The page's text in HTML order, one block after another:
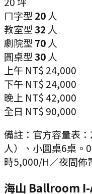
ㄇ字型 20 人
教室型 32 人
劇院型 70 人
圓桌型 30 人
上午 NT$ 24,000
下午 NT$ 24,000
晚上 NT$ 42,000
全日 NT$ 90,000
備註： 官方容量表
人）、小圓桌6桌。
時5,000/H／夜間佈
海山 Ballroom